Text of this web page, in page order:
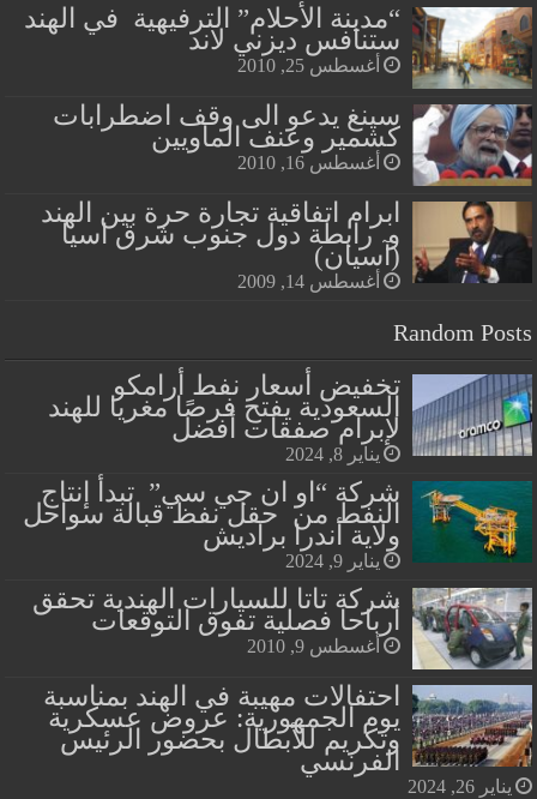
“مدينة الأحلام” الترفيهية في الهند
ستنافس ديزني لاند
أغسطس 25, 2010
سينغ يدعو الى وقف اضطرابات
كشمير وعنف الماويين
أغسطس 16, 2010
ابرام اتفاقية تجارة حرة بين الهند
و رابطة دول جنوب شرق اسيا
(آسيان)
أغسطس 14, 2009
Random Posts
تخفيض أسعار نفط أرامكو
السعودية يفتح فرصًا مغريا للهند
لإبرام صفقات أفضل
يناير 8, 2024
شركة “او ان جي سي” تبدأ إنتاج
النفط من حقل نفظ قبالة سواحل
ولاية أندرا براديش
يناير 9, 2024
شركة تاتا للسيارات الهندية تحقق
أرباحا فصلية تفوق التوقعات
أغسطس 9, 2010
احتفالات مهيبة في الهند بمناسبة
يوم الجمهورية: عروض عسكرية
وتكريم للأبطال بحضور الرئيس
الفرنسي
يناير 26, 2024